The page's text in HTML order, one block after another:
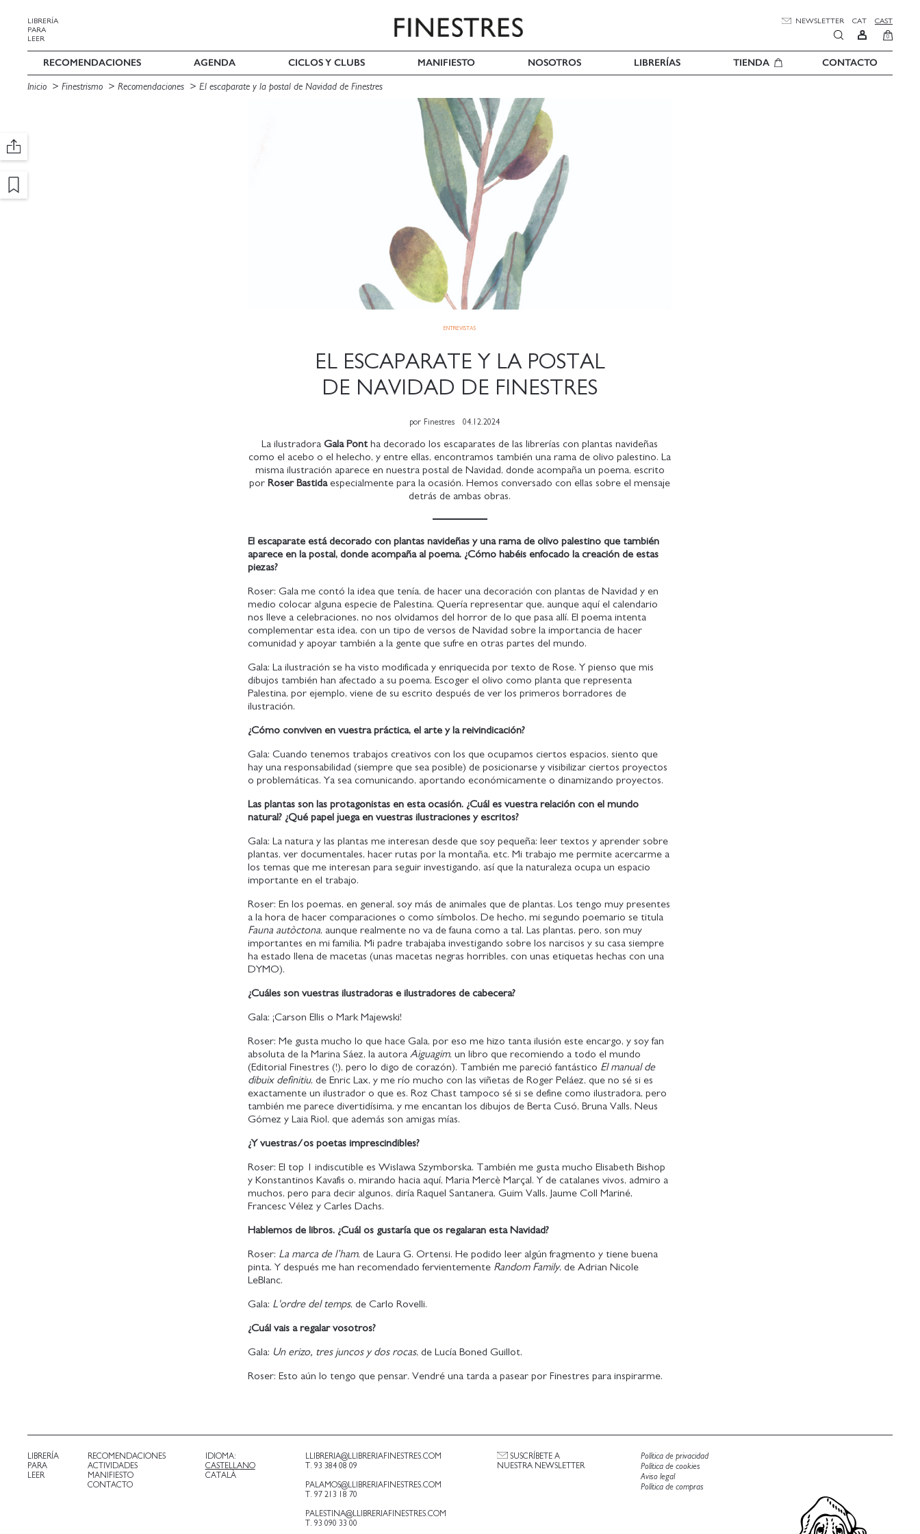
LIBRERÍA
PARA
LEER
NEWSLETTER CAT CAST
0
RECOMENDACIONES AGENDA CICLOS Y CLUBS MANIFIESTO NOSOTROS LIBRERÍAS TIENDA CONTACTO
Inicio Finestrismo Recomendaciones El escaparate y la postal de Navidad de Finestres
ENTREVISTAS
EL ESCAPARATE Y LA POSTAL
DE NAVIDAD DE FINESTRES
por Finestres 04.12.2024
La ilustradoraGala Pontha decorado los escaparates de las librerías con plantas navideñas
como el acebo o el helecho, y entre ellas, encontramos también una rama de olivo palestino. La
misma ilustración aparece en nuestra postal de Navidad, donde acompaña un poema, escrito
por Roser Bastidaespecialmente para la ocasión. Hemos conversado con ellas sobre el mensaje
detrás de ambas obras.
El escaparate está decorado con plantas navideñas y una rama de olivo palestino que también
aparece en la postal, donde acompaña al poema. ¿Cómo habéis enfocado la creación de estas
piezas?
Roser: Gala me contó la idea que tenía, de hacer una decoración con plantas de Navidad y en
medio colocar alguna especie de Palestina. Quería representar que, aunque aquí el calendario
nos lleve a celebraciones, no nos olvidamos del horror de lo que pasa allí. El poema intenta
complementar esta idea, con un tipo de versos de Navidad sobre la importancia de hacer
comunidad y apoyar también a la gente que sufre en otras partes del mundo.
Gala: La ilustración se ha visto modificada y enriquecida por texto de Rose. Y pienso que mis
dibujos también han afectado a su poema. Escoger el olivo como planta que representa
Palestina, por ejemplo, viene de su escrito después de ver los primeros borradores de
ilustración.
¿Cómo conviven en vuestra práctica, el arte y la reivindicación?
Gala: Cuando tenemos trabajos creativos con los que ocupamos ciertos espacios, siento que
hay una responsabilidad (siempre que sea posible) de posicionarse y visibilizar ciertos proyectos
o problemáticas. Ya sea comunicando, aportando económicamente o dinamizando proyectos.
Las plantas son las protagonistas en esta ocasión. ¿Cuál es vuestra relación con el mundo
natural? ¿Qué papel juega en vuestras ilustraciones y escritos?
Gala: La natura y las plantas me interesan desde que soy pequeña: leer textos y aprender sobre
plantas, ver documentales, hacer rutas por la montaña, etc. Mi trabajo me permite acercarme a
los temas que me interesan para seguir investigando, así que la naturaleza ocupa un espacio
importante en el trabajo.
Roser: En los poemas, en general, soy más de animales que de plantas. Los tengo muy presentes
a la hora de hacer comparaciones o como símbolos. De hecho, mi segundo poemario se titula
Fauna autòctona, aunque realmente no va de fauna como a tal. Las plantas, pero, son muy
importantes en mi familia. Mi padre trabajaba investigando sobre los narcisos y su casa siempre
ha estado llena de macetas (unas macetas negras horribles, con unas etiquetas hechas con una
DYMO).
¿Cuáles son vuestras ilustradoras e ilustradores de cabecera?
Gala: ¡Carson Ellis o Mark Majewski!
Roser: Me gusta mucho lo que hace Gala, por eso me hizo tanta ilusión este encargo, y soy fan
absoluta de la Marina Sáez, la autora Aiguagim, un libro que recomiendo a todo el mundo
(Editorial Finestres (!), pero lo digo de corazón). También me pareció fantástico El manual de
dibuix definitiu, de Enric Lax, y me río mucho con las viñetas de Roger Peláez, que no sé si es
exactamente un ilustrador o que es. Roz Chast tampoco sé si se define como ilustradora, pero
también me parece divertidísima, y me encantan los dibujos de Berta Cusó, Bruna Valls, Neus
Gómez y Laia Riol, que además son amigas mías.
¿Y vuestras/os poetas imprescindibles?
Roser: El top 1 indiscutible es Wislawa Szymborska. También me gusta mucho Elisabeth Bishop
y Konstantinos Kavafis o, mirando hacia aquí, Maria Mercè Marçal. Y de catalanes vivos, admiro a
muchos, pero para decir algunos, diría Raquel Santanera, Guim Valls, Jaume Coll Mariné,
Francesc Vélez y Carles Dachs.
Hablemos de libros. ¿Cuál os gustaría que os regalaran esta Navidad?
Roser: La marca de l’ham, de Laura G. Ortensi. He podido leer algún fragmento y tiene buena
pinta. Y después me han recomendado fervientemente Random Family, de Adrian Nicole
LeBlanc.
Gala: L'ordre del temps, de Carlo Rovelli.
¿Cuál vais a regalar vosotros?
Gala: Un erizo, tres juncos y dos rocas, de Lucía Boned Guillot.
Roser: Esto aún lo tengo que pensar. Vendré una tarda a pasear por Finestres para inspirarme.
LIBRERÍA
PARA
LEER
RECOMENDACIONES
ACTIVIDADES
MANIFIESTO
CONTACTO
IDIOMA:
CASTELLANO
CATALÀ
LLIBRERIA@LLIBRERIAFINESTRES.COM
T. 93 384 08 09
PALAMOS@LLIBRERIAFINESTRES.COM
T. 97 213 18 70
PALESTINA@LLIBRERIAFINESTRES.COM
T. 93 090 33 00
SUSCRÍBETE A
NUESTRA NEWSLETTER
Política de privacidad
Política de cookies
Aviso legal
Política de compras